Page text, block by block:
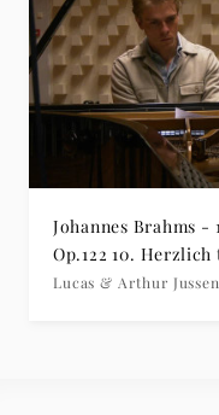
Jussen
Deutsche
Johannes Brahms -
Op.122 10.
Arr. for Piano 4
Lucas & Arthur Jussen